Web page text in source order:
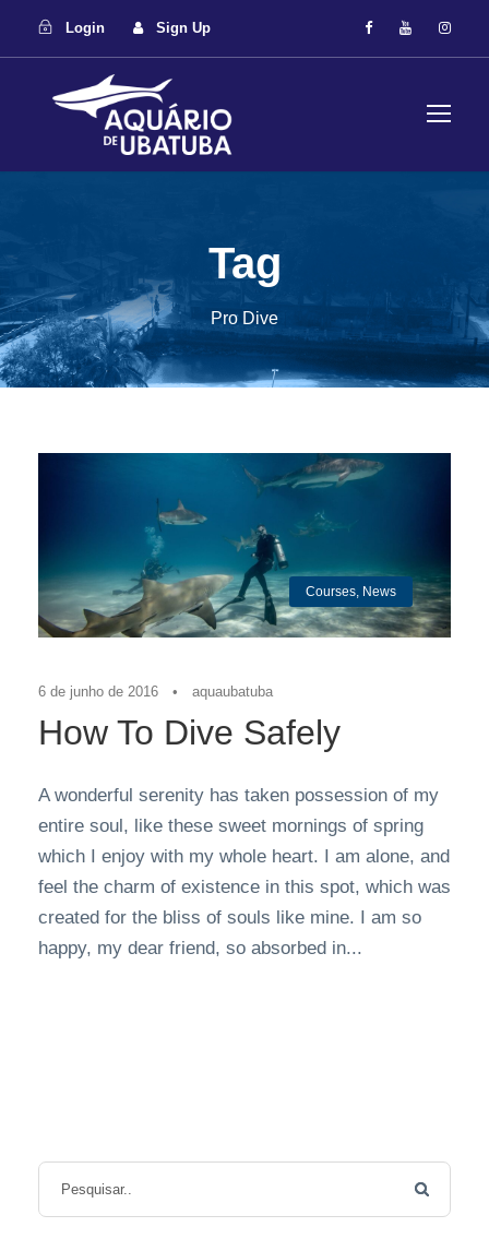
Login Sign Up
Tag
Pro Dive
Courses News
6 de junho de 2016 • aquaubatuba
How To Dive Safely
A wonderful serenity has taken possession of my
entire soul, like these sweet mornings of spring
which I enjoy with my whole heart. I am alone, and
feel the charm of existence in this spot, which was
created for the bliss of souls like mine. I am so
happy, my dear friend, so absorbed in...